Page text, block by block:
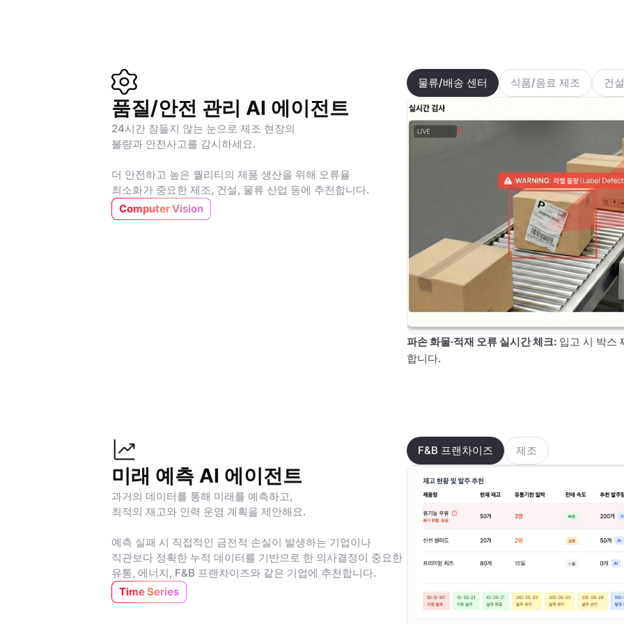
품질/안전 관리 AI 에이전트
24시간 잠들지 않는 눈으로 제조 현장의
불량과 안전사고를 감시하세요.
더 안전하고 높은 퀄리티의 제품 생산을 위해 오류율
최소화가 중요한 제조, 건설, 물류 산업 등에 추천합니다.
Computer Vision
물류/배송 센터 식품/음료 제조 건설
파손 화물·적재 오류 실시간 체크: 입고 시 박스
합니다.
미래 예측 AI 에이전트
과거의 데이터를 통해 미래를 예측하고,
최적의 재고와 인력 운영 계획을 제안해요.
예측 실패 시 직접적인 금전적 손실이 발생하는 기업이나
직관보다 정확한 누적 데이터를 기반으로 한 의사결정이 중요한
유통, 에너지, F&B 프랜차이즈와 같은 기업에 추천합니다.
Time Series
F&B 프랜차이즈 제조